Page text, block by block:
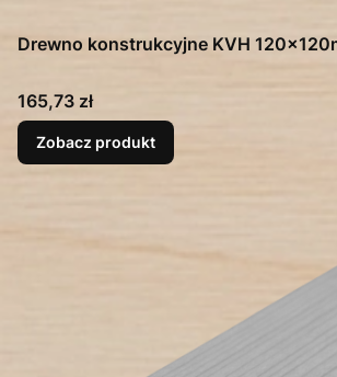
Drewno konstrukcyjne KVH
Cena
165,73 zł
Zobacz produkt